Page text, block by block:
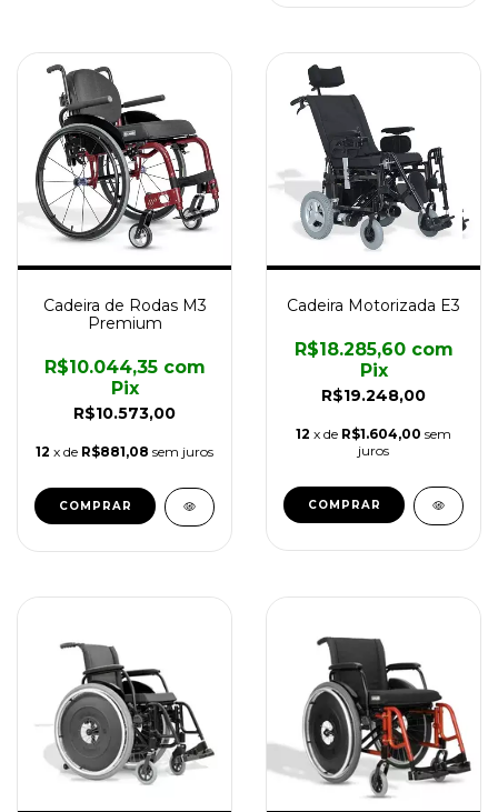
Cadeira de Rodas M3
Premium
R$10.573,00
R$10.044,35 com
Pix
12 x de R$881,08 sem juros
COMPRAR
Cadeira Motorizada E3
R$19.248,00
R$18.285,60 com
Pix
12 x de R$1.604,00 sem
juros
COMPRAR